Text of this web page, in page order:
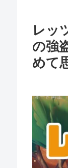
レッ
の強
めて